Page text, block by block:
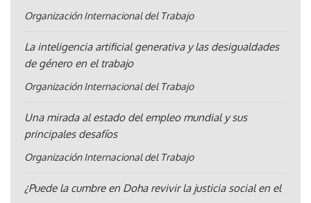
Organización Internacional del Trabajo
La inteligencia artificial generativa y las desigualdades
de género en el trabajo
Organización Internacional del Trabajo
Una mirada al estado del empleo mundial y sus
principales desafíos
Organización Internacional del Trabajo
¿Puede la cumbre en Doha revivir la justicia social en el